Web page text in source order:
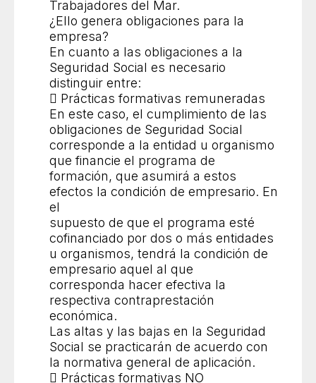
Trabajadores del Mar.
¿Ello genera obligaciones para la
empresa?
En cuanto a las obligaciones a la
Seguridad Social es necesario
distinguir entre:
 Prácticas formativas remuneradas
En este caso, el cumplimiento de las
obligaciones de Seguridad Social
corresponde a la entidad u organismo
que financie el programa de
formación, que asumirá a estos
efectos la condición de empresario. En
el
supuesto de que el programa esté
cofinanciado por dos o más entidades
u organismos, tendrá la condición de
empresario aquel al que
corresponda hacer efectiva la
respectiva contraprestación
económica.
Las altas y las bajas en la Seguridad
Social se practicarán de acuerdo con
la normativa general de aplicación.
 Prácticas formativas NO